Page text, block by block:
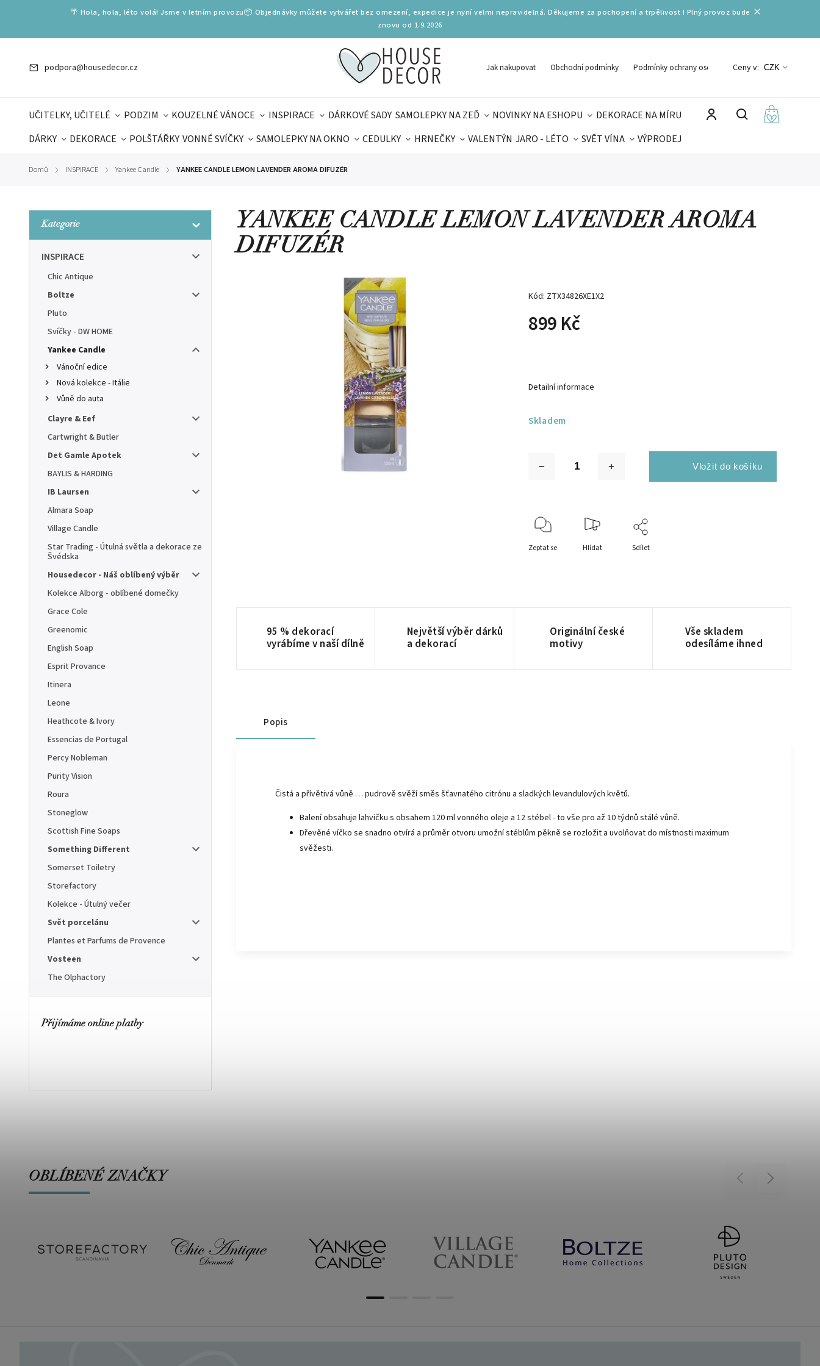
🌴 Hola, hola, léto volá! Jsme v letním provozu📦 Objednávky můžete vytvářet bez omezení, expedice je nyní velmi nepravidelná. Děkujeme za pochopení a trpělivost ! Plný provoz bude
znovu od 1.9.2026
podpora@housedecor.cz Jak nakupovat Obchodní podmínky Podmínky ochrany osobních údajů
Ceny v: CZK
UČITELKY, UČITELÉ PODZIM KOUZELNÉ VÁNOCE INSPIRACE DÁRKOVÉ SADY SAMOLEPKY NA ZEĎ NOVINKY NA ESHOPU
DEKORACE NA MÍRU
DÁRKY
DEKORACE POLŠTÁŘKY VONNÉ SVÍČKY SAMOLEPKY NA OKNO CEDULKY HRNEČKY VALENTÝN JARO - LÉTO SVĚT VÍNA
VÝPRODEJ
PRO DĚTI
Domů / INSPIRACE / Yankee Candle / YANKEE CANDLE LEMON LAVENDER AROMA DIFUZÉR
Kategorie
INSPIRACE
Chic Antique
Boltze
Pluto
Svíčky - DW HOME
Yankee Candle
Vánoční edice
Nová kolekce - Itálie
Vůně do auta
Clayre & Eef
Cartwright & Butler
Det Gamle Apotek
BAYLIS & HARDING
IB Laursen
Almara Soap
Village Candle
Star Trading - Útulná světla a dekorace ze
Švédska
Housedecor - Náš oblíbený výběr
Kolekce Alborg - oblíbené domečky
Grace Cole
Greenomic
English Soap
Esprit Provance
Itinera
Leone
Heathcote & Ivory
Essencias de Portugal
Percy Nobleman
Purity Vision
Roura
Stoneglow
Scottish Fine Soaps
Something Different
Somerset Toiletry
Storefactory
Kolekce - Útulný večer
Svět porcelánu
Plantes et Parfums de Provence
Vosteen
The Olphactory
Přijímáme online platby
YANKEE CANDLE LEMON LAVENDER AROMA
DIFUZÉR
Kód: ZTX34826XE1X2
899 Kč
Skladem
Detailní informace
Zeptat se Hlídat Sdílet
95 % dekorací
vyrábíme v naší dílně
Největší výběr dárků
a dekorací
Originální české
motivy
Vše skladem
odesíláme ihned
Popis
Čistá a přívětivá vůně … pudrově svěží směs šťavnatého citrónu a sladkých levandulových květů.
Balení obsahuje lahvičku s obsahem 120 ml vonného oleje a 12 stébel - to vše pro až 10 týdnů stálé vůně.
Dřevěné víčko se snadno otvírá a průměr otvoru umožní stéblům pěkně se rozložit a uvolňovat do místnosti maximum
svěžesti.
OBLÍBENÉ ZNAČKY Previous Next